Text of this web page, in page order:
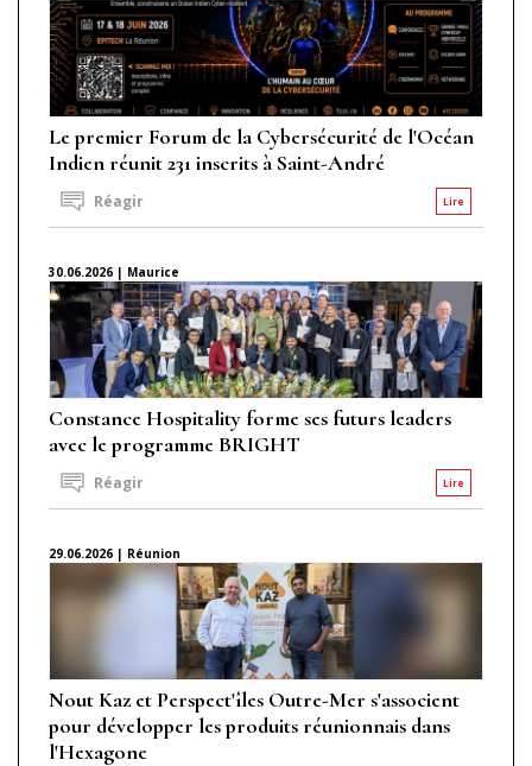
Le premier Forum de la Cybersécurité de l'Océan
Indien réunit 231 inscrits à Saint-André
Lire
Réagir
30.06.2026 | Maurice
Constance Hospitality forme ses futurs leaders
avec le programme BRIGHT
Lire
Réagir
29.06.2026 | Réunion
Nout Kaz et Perspect'îles Outre-Mer s'associent
pour développer les produits réunionnais dans
l'Hexagone